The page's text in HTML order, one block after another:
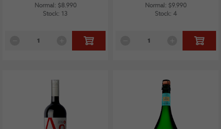
Normal: $8.990
Stock: 13
Normal: $9.990
Stock: 4